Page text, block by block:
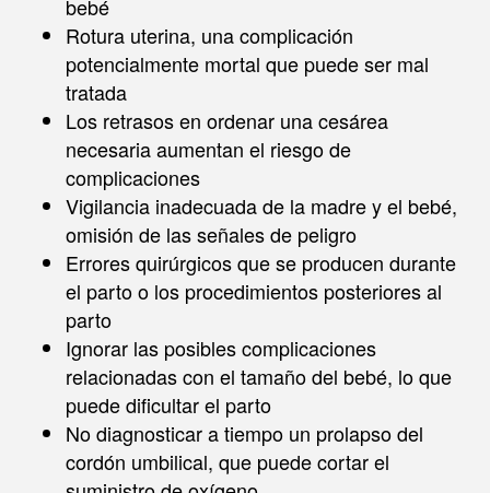
bebé
Rotura uterina, una complicación
potencialmente mortal que puede ser mal
tratada
Los retrasos en ordenar una cesárea
necesaria aumentan el riesgo de
complicaciones
Vigilancia inadecuada de la madre y el bebé,
omisión de las señales de peligro
Errores quirúrgicos que se producen durante
el parto o los procedimientos posteriores al
parto
Ignorar las posibles complicaciones
relacionadas con el tamaño del bebé, lo que
puede dificultar el parto
No diagnosticar a tiempo un prolapso del
cordón umbilical, que puede cortar el